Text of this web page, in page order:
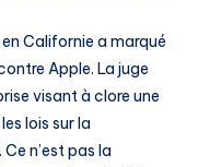
Californie a marqué
Apple. La juge
visant à clore une
lois sur la
n’est pas la